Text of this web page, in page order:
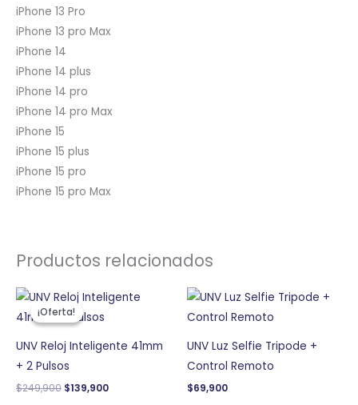
iPhone 13 Pro
iPhone 13 pro Max
iPhone 14
iPhone 14 plus
iPhone 14 pro
iPhone 14 pro Max
iPhone 15
iPhone 15 plus
iPhone 15 pro
iPhone 15 pro Max
Productos relacionados
¡Oferta!
¡Oferta!
UNV Reloj Inteligente 41mm
+ 2 Pulsos
$249,900
El
precio
original
era:
$249,900.
$139,900
El
precio
$139,900.
UNV Luz Selfie Tripode +
Control Remoto
$69,900